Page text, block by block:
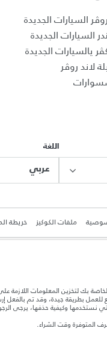
السيارات الجديدة
السيارات الجديدة
يالسيارات الجديدة
لاند روڤر
اللغة
عربي
ملفات الكوكيز خريطة
وغيرها من العناصر المثبتة
قد تختلف من بلد إلى آخر، كما أنّها
بك لتخزين المعلومات
للعمل بطريقة جيدة، وقد تم
نستخدمها وكيفية حذفها، يرجى
المتوفرة وقت الشراء.